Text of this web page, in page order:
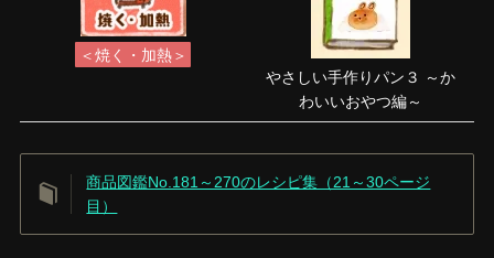
＜焼く・加熱＞
やさしい手作りパン３ ～か
わいいおやつ編～
商品図鑑No.181～270のレシピ集（21～30ページ
目）